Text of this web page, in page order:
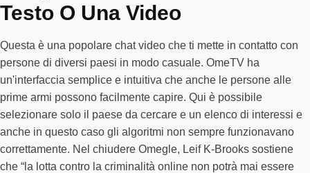
Testo O Una Video
Questa è una popolare chat video che ti mette in contatto con
persone di diversi paesi in modo casuale. OmeTV ha
un'interfaccia semplice e intuitiva che anche le persone alle
prime armi possono facilmente capire. Qui è possibile
selezionare solo il paese da cercare e un elenco di interessi e
anche in questo caso gli algoritmi non sempre funzionavano
correttamente. Nel chiudere Omegle, Leif K-Brooks sostiene
che “la lotta contro la criminalità online non potrà mai essere